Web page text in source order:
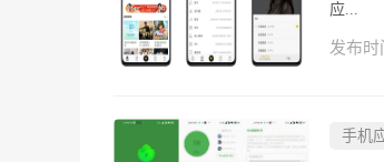
应...
发布时
手机